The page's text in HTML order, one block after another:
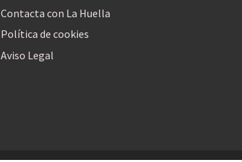
Contacta con La Huella
Política de cookies
Aviso Legal